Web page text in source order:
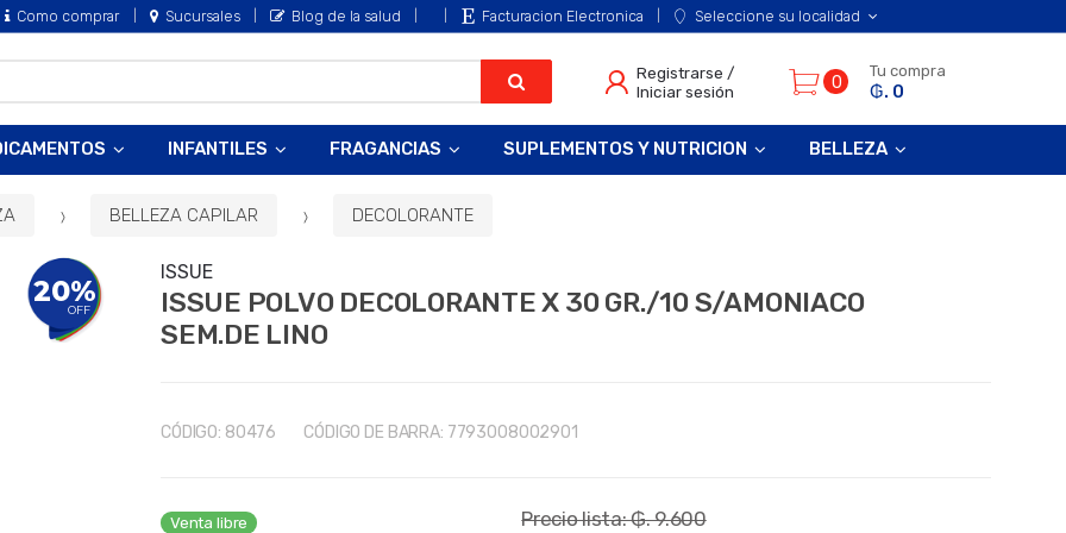
Como comprar Sucursales Blog de la salud Facturacion Electronica Seleccione su localidad
Registrarse /
Iniciar sesión
0
Tu compra
₲. 0
INFANTILES FRAGANCIAS SUPLEMENTOS Y NUTRICION BELLEZA
BELLEZA CAPILAR DECOLORANTE
20%
OFF
ISSUE
ISSUE POLVO DECOLORANTE X 30 GR./10 S/AMONIACO
SEM.DE LINO
CÓDIGO: 80476 CÓDIGO DE BARRA: 7793008002901
Venta libre Precio lista: ₲. 9.600